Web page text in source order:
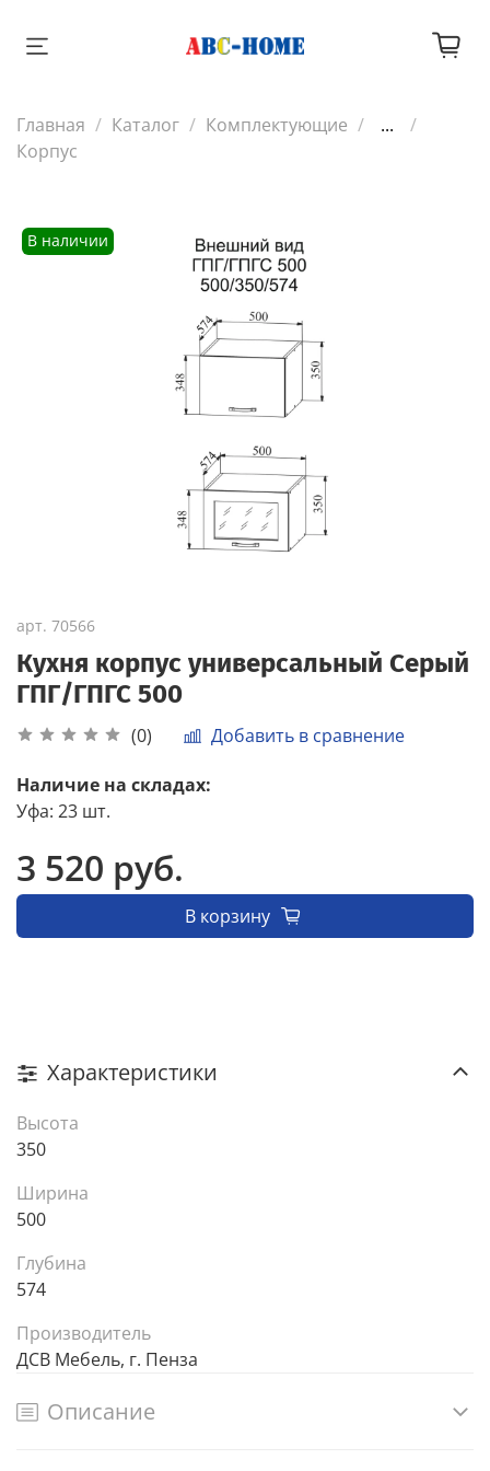
Главная Каталог Комплектующие
...
Корпус
В наличии
арт. 70566
Кухня корпус универсальный Серый
ГПГ/ГПГС 500
(0) Добавить в сравнение
Наличие на складах:
Уфа: 23 шт.
3 520 руб.
В корзину
Характеристики
Высота
350
Ширина
500
Глубина
574
Производитель
ДСВ Мебель, г. Пенза
Описание